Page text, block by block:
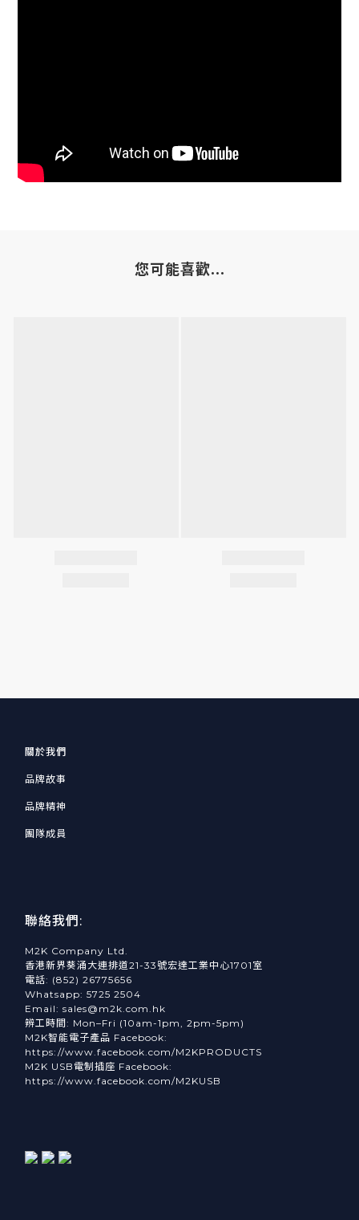
您可能喜歡...
關於我們
品牌故事
品牌精神
團隊成員
聯絡我們:
M2K Company Ltd.
香港新界葵涌大連排道21-33號宏達工業中心1701室
電話: (852) 26775656
Whatsapp: 5725 2504
Email: sales@m2k.com.hk
辨工時間: Mon–Fri (10am-1pm, 2pm-5pm)
M2K智能電子產品 Facebook:
https://www.facebook.com/M2KPRODUCTS
M2K USB電制插座 Facebook:
https://www.facebook.com/M2KUSB